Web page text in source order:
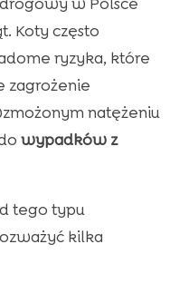
Koty często
ryzyka, które
zagrożenie
natężeniu
wypadków z
tego typu
kilka